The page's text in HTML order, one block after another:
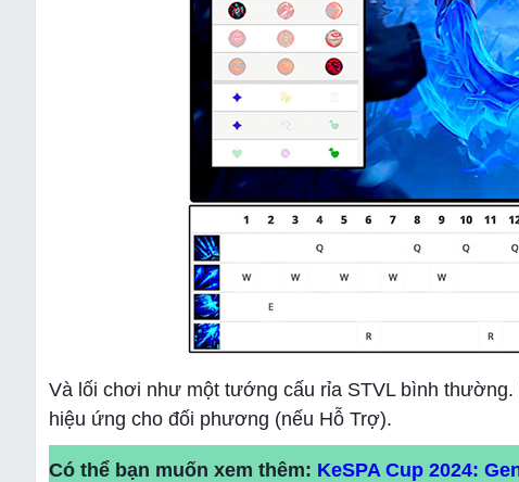
Và lối chơi như một tướng cấu rỉa STVL bình
hiệu ứng cho đối phương (nếu Hỗ Trợ).
Có thể bạn muốn xem thêm: KeSPA Cup 2024: